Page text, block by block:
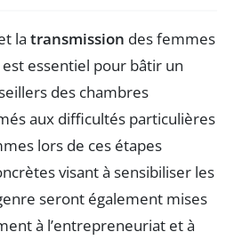
la transmission des femmes
essentiel pour bâtir un
des chambres
aux difficultés particulières
lors de ces étapes
visant à sensibiliser les
seront également mises
à l’entrepreneuriat et à